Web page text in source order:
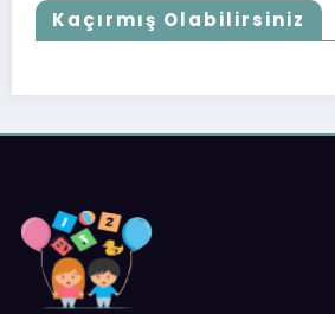
Kaçırmış Olabilirsiniz